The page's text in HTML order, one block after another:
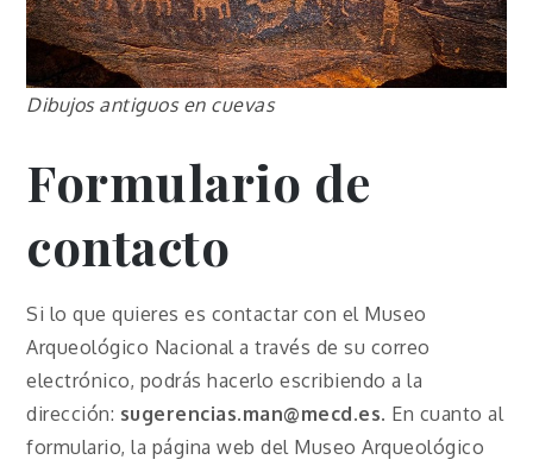
Dibujos antiguos en cuevas
Formulario de
contacto
Si lo que quieres es contactar con el Museo
Arqueológico Nacional a través de su correo
electrónico, podrás hacerlo escribiendo a la
dirección: sugerencias.man@mecd.es. En cuanto al
formulario, la página web del Museo Arqueológico